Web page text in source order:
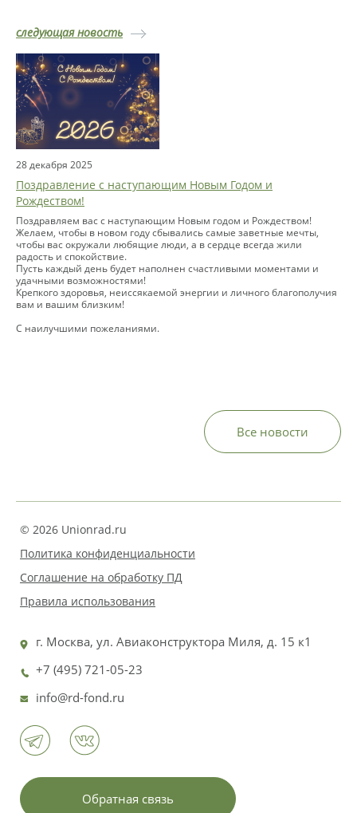
следующая новость
28 декабря 2025
Поздравление с наступающим Новым Годом и
Рождеством!
Поздравляем вас с наступающим Новым годом и Рождеством!
Желаем, чтобы в новом году сбывались самые заветные мечты,
чтобы вас окружали любящие люди, а в сердце всегда жили
радость и спокойствие.
Пусть каждый день будет наполнен счастливыми моментами и
удачными возможностями!
Крепкого здоровья, неиссякаемой энергии и личного благополучия
вам и вашим близким!
С наилучшими пожеланиями.
Все новости
© 2026 Unionrad.ru
Политика конфиденциальности
Соглашение на обработку ПД
Правила использования
г. Москва, ул. Авиаконструктора Миля, д. 15 к1
+7 (495) 721-05-23
info@rd-fond.ru
Обратная связь